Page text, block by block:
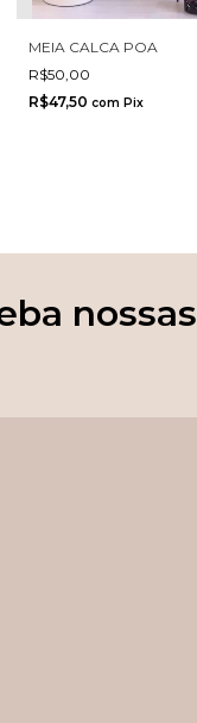
MEIA CALCA POA
R$50,00
R$47,50com Pix
nossas